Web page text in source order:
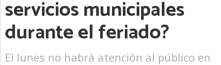
servicios municipales
durante el feriado?
El lunes no habrá atención al público en